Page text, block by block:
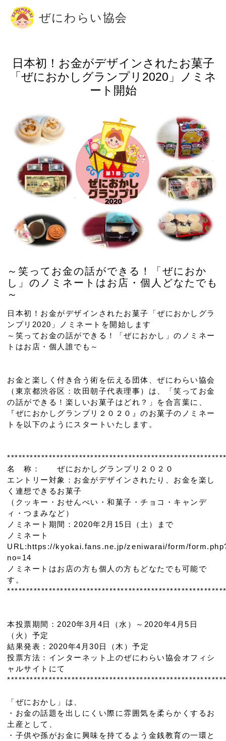
ぜにわらい協会
協会について
検定
お問い合わせ
日本初！お金がデザインされたお菓子
「ぜにおかしグランプリ2020」ノミネ
ート開始
～笑ってお金の話ができる！「ぜにおか
し」のノミネートはお店・個人どなたでも
～
日本初！お金がデザインされたお菓子「ぜにおかしグラ
ンプリ2020」ノミネートを開始します
～笑ってお金の話ができる！「ぜにおかし」のノミネー
トはお店・個人誰でも～
お金と楽しく付き合う術を伝える団体、ぜにわらい協会
（東京都渋谷区：吹田朝子代表理事）は、「笑ってお金
の話ができる！楽しいお菓子はどれ？」を合言葉に、
『ぜにおかしグランプリ２０２０』のお菓子のノミネー
トを以下のようにスタートいたします。
名 称： ぜにおかしグランプリ２０２０
エントリー対象：お金がデザインされたり、お金を楽し
く連想できるお菓子
（クッキー・おせんべい・和菓子・チョコ・キャンデ
ィ・つまみなど）
ノミネート期間：2020年2月15日（土）まで
ノミネート
URL:https://kyokai.fans.ne.jp/zeniwarai/form/
no=14
ノミネートはお店の方も個人の方もどなたでも可能で
す。
本投票期間：2020年3月4日（水）～2020年4月5日
（火）予定
結果発表：2020年4月30日（木）予定
投票方法：インターネット上のぜにわらい協会オフィシ
ャルサイトにて
「ぜにおかし」は、
・お金の話題を出しにくい際に雰囲気を柔らかくするお
土産として、
・子供や孫がお金に興味を持てるよう金銭教育の一環と